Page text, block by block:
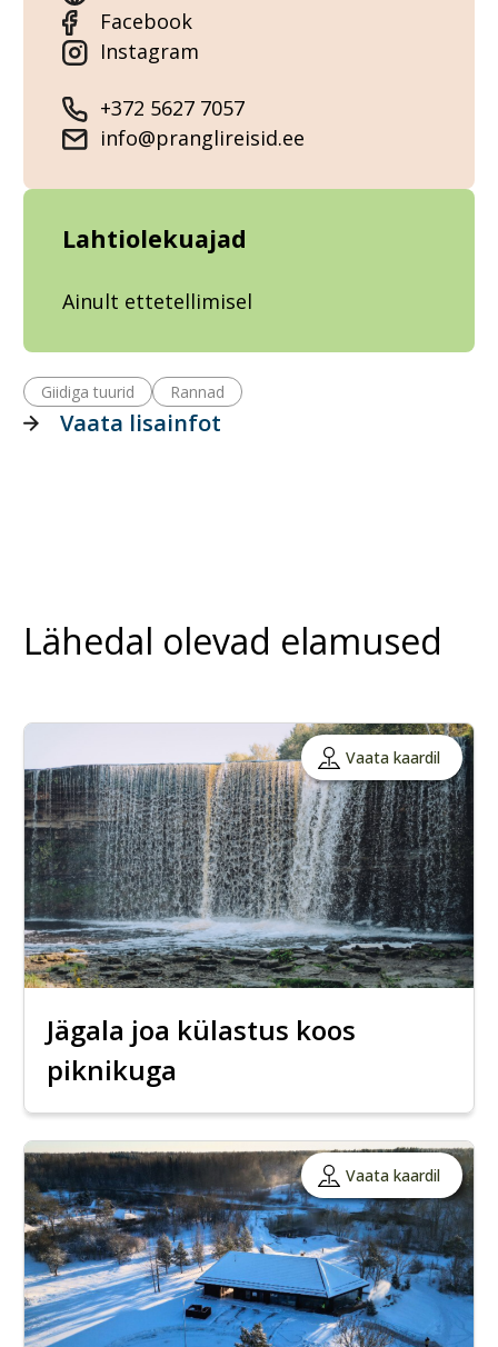
Facebook
Instagram
+372 5627 7057
info@pranglireisid.ee
Lahtiolekuajad
Ainult ettetellimisel
Giidiga tuurid Rannad
Vaata lisainfot
Lähedal olevad elamused
Vaata kaardil
Jägala joa külastus koos
piknikuga
Vaata kaardil